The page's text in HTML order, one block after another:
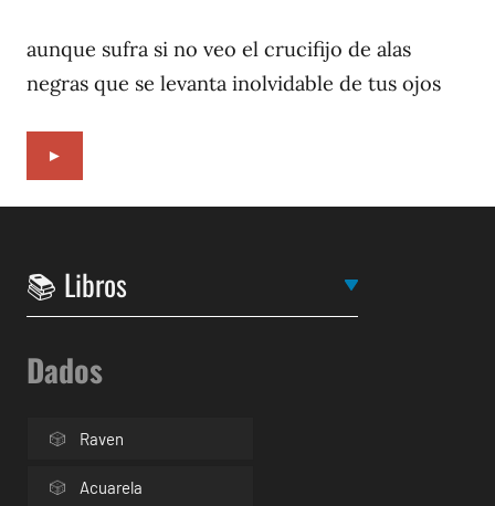
1996
aunque sufra si no veo el crucifijo de alas
negras que se levanta inolvidable de tus ojos
►
Dados
Raven
Acuarela